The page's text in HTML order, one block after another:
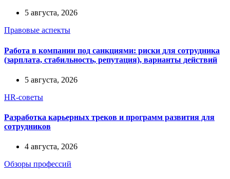
5 августа, 2026
Правовые аспекты
Работа в компании под санкциями: риски для сотрудника
(зарплата, стабильность, репутация), варианты действий
5 августа, 2026
HR-советы
Разработка карьерных треков и программ развития для
сотрудников
4 августа, 2026
Обзоры профессий